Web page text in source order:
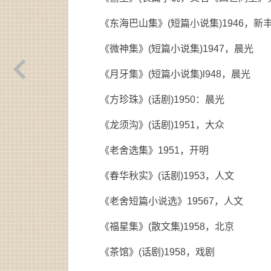
《东海巴山集》(短篇小说集)1946，新
《微神集》(短篇小说集)1947，晨光
《月牙集》(短篇小说集)l948，晨光
《方珍珠》(话剧)1950：晨光
《龙须沟》(话剧)1951，大众
《老舍选集》1951，开明
《春华秋实》(话剧)1953，人文
《老舍短篇小说选》19567，人文
《福星集》(散文集)1958，北京
《茶馆》(话剧)1958，戏剧